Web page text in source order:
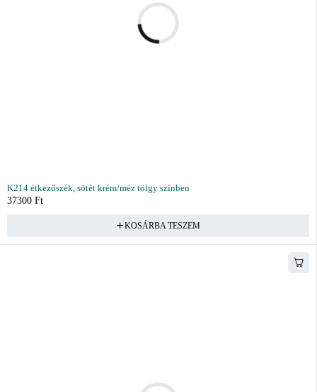
K214 étkezőszék, sötét krém/méz tölgy színben
37300 Ft
KOSÁRBA TESZEM